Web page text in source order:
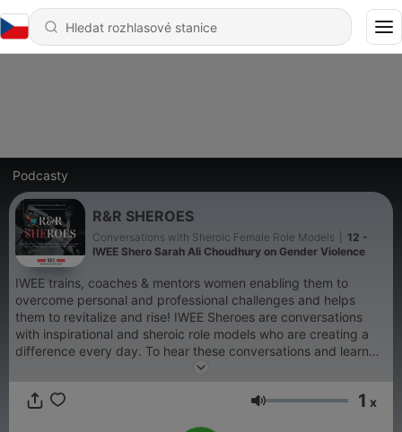
Podcasty
R&R SHEROES
Conversations with Sheroic Female Role Models
12 -
IWEE Shero Sarah Ali Choudhury on Gender Violence
IWEE trains, coaches & mentors women enabling them to
overcome personal and professional challenges and helps
them to revitalize and rise! IWEE Sheroes are conversations
with inspirational and sheroic role models who are creating a
difference every day. To hear these conversations and learn
more, subscribe to www.iweevents.com
Hlasitost 1 x